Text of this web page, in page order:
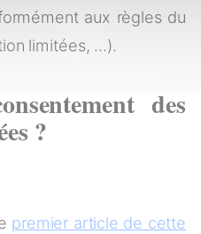
aux règles du
limitées, …).
des
?
premier article de cette